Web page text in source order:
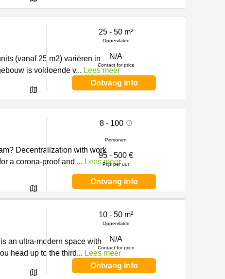
(vanaf 25 m2) variëren in
is voldoende v... Lees meer
25 - 50 m²
Oppervlakte
N/A
Contact for price
Ontvang info
Decentralization with work
a corona-proof and ... Lees meer
8 - 100
Personen
95 - 500 €
Prijs per uur
Ontvang info
an ultra-modern space with
head up to the third... Lees meer
10 - 50 m²
Oppervlakte
N/A
Contact for price
Ontvang info